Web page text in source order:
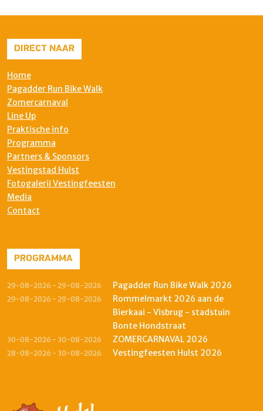
DIRECT NAAR
Home
Pagadder Run Bike Walk
Zomercarnaval
Line Up
Praktische info
Programma
Partners & Sponsors
Vestingstad Hulst
Fotogalerij Vestingfeesten
Media
Contact
PROGRAMMA
29-08-2026 - 29-08-2026 Pagadder Run Bike Walk 2026
29-08-2026 - 29-08-2026
Rommelmarkt 2026 aan de
Bierkaai - Visbrug - stadstuin
Bonte Hondstraat
30-08-2026 - 30-08-2026 ZOMERCARNAVAL 2026
28-08-2026 - 30-08-2026 Vestingfeesten Hulst 2026